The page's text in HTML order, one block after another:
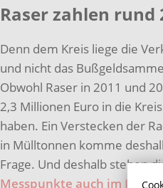
Raser zahlen rund
Denn dem Kreis liege die
und nicht das
Obwohl Raser in 2011 und
2,3 Millionen Euro in die
haben. Ein Verstecken der
in Mülltonnen komme
Frage. Und deshalb stehen
Messpunkte auch im